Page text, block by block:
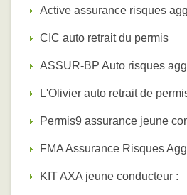
Active assurance risques
CIC auto retrait du permis
ASSUR-BP Auto risques
L'Olivier auto retrait de
Permis9 assurance jeune
FMA Assurance Risques
KIT AXA jeune conducteur :